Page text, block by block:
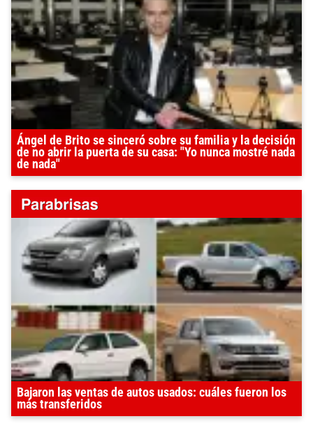
Ángel de Brito se sinceró sobre su familia y la decisión
de no abrir la puerta de su casa: "Yo nunca mostré nada
de nada"
Bajaron las ventas de autos usados: cuáles fueron los
más transferidos